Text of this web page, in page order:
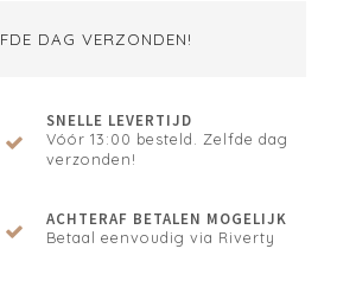
DAG VERZONDEN!
SNELLE LEVERTIJD
Vóór 13:00 besteld. Zelfde dag
verzonden!
ACHTERAF BETALEN MOGELIJK
Betaal eenvoudig via Riverty